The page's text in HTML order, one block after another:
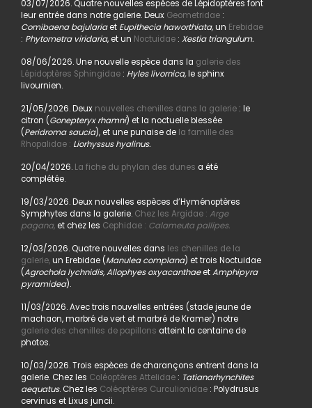
03/07/2026. Quatre nouvelles espèces de Lépidoptères font
leur entrée dans notre galerie. Deux Geometridae:
Comibaena bajulariaet Eupithecia haworthiata,un Erebidae
: Phytometra viridaria, et un Noctuidae: Xestia triangulum.
08/06/2026. Une nouvelle espèce dans la galerie des
Lépidoptères Sphingidae: Hyles livornica,le sphinx
livournien.
21/05/2026. Deux nouvelles chenilles dans la galerie : le
citron (Gonepteryx rhamni) et la noctuelle blessée
(Peridroma saucia), et une punaise dela famille des
Rhopalidae : Liorhyssus hyalinus.
20/04/2026. La fiche du phylan des dunes a été
complétée.
19/03/2026. Deux nouvelles espèces d’Hyménoptères
Symphytes dans la galerie. Chez les Argidae : Arge
pagana,et chez les Cephidae : Calameuta pallipes.
12/03/2026. Quatre nouvelles dans les chenilles de la
galerie,un Erebidae (Manulea complana) et trois Noctuidae
(Agrochola lychnidis, Allophyes oxyacanthaeetAmphipyra
pyramidea).
11/03/2026. Avec trois nouvelles entrées (stade jeune de
machaon, marbré de vert et marbré de Kramer) notre
galerie des chenilles de papillons atteint la centaine de
photos.
10/03/2026. Trois espèces de charançons entrent dans la
galerie. Chez les Coléoptères Attelidae: Tatianarhynchites
aequatus. Chez les Coléoptères Curculionidae: Polydrusus
cervinus et Lixus juncii.